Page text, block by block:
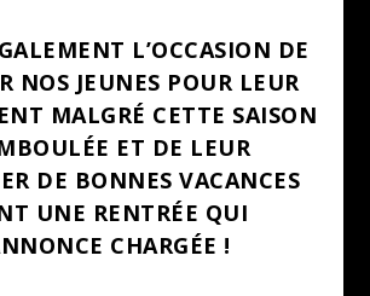
L’OCCASION DE
NOS JEUNES POUR LEUR
MALGRÉ CETTE SAISON
ET DE LEUR
DE BONNES VACANCES
UNE RENTRÉE QUI
CHARGÉE !